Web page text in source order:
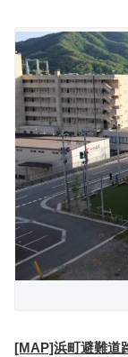
[MAP]浜町避難道